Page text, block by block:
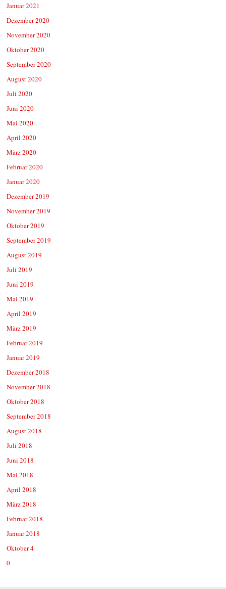
Januar 2021
Dezember 2020
November 2020
Oktober 2020
September 2020
August 2020
Juli 2020
Juni 2020
Mai 2020
April 2020
März 2020
Februar 2020
Januar 2020
Dezember 2019
November 2019
Oktober 2019
September 2019
August 2019
Juli 2019
Juni 2019
Mai 2019
April 2019
März 2019
Februar 2019
Januar 2019
Dezember 2018
November 2018
Oktober 2018
September 2018
August 2018
Juli 2018
Juni 2018
Mai 2018
April 2018
März 2018
Februar 2018
Januar 2018
Oktober 4
0